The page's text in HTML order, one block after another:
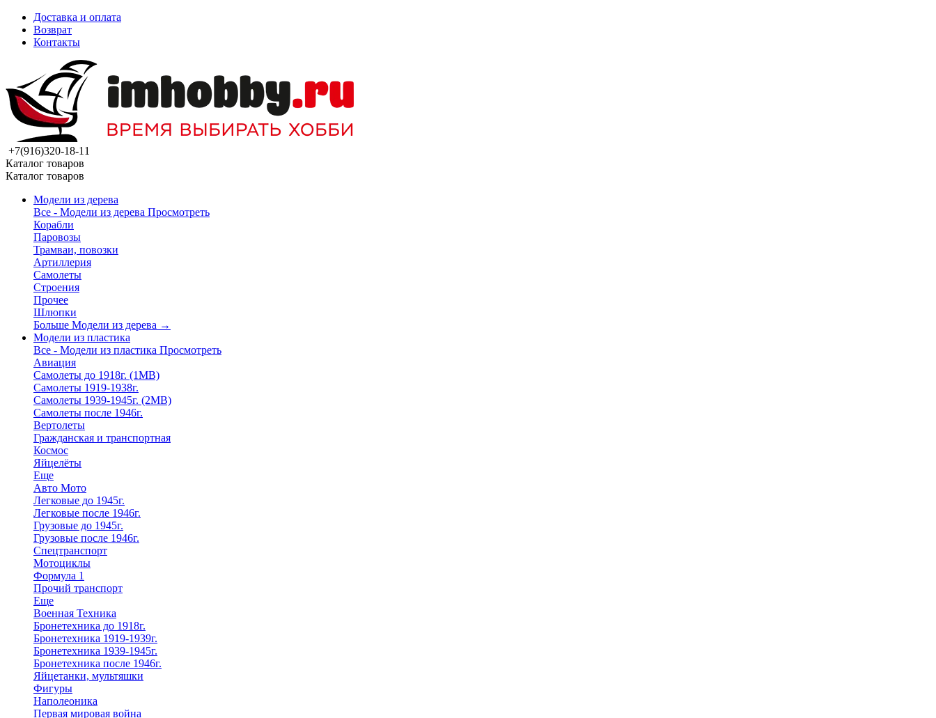
Доставка и оплата
Возврат
Контакты
+7(916)320-18-11
Каталог товаров
Каталог товаров
Модели из дерева
Все - Модели из дерева Просмотреть
Корабли
Паровозы
Трамваи, повозки
Артиллерия
Самолеты
Строения
Прочее
Шлюпки
Больше Модели из дерева →
Модели из пластика
Все - Модели из пластика Просмотреть
Авиация
Самолеты до 1918г. (1МВ)
Самолеты 1919-1938г.
Самолеты 1939-1945г. (2МВ)
Самолеты после 1946г.
Вертолеты
Гражданская и транспортная
Космос
Яйцелёты
Еще
Авто Мото
Легковые до 1945г.
Легковые после 1946г.
Грузовые до 1945г.
Грузовые после 1946г.
Спецтранспорт
Мотоциклы
Формула 1
Прочий транспорт
Еще
Военная Техника
Бронетехника до 1918г.
Бронетехника 1919-1939г.
Бронетехника 1939-1945г.
Бронетехника после 1946г.
Яйцетанки, мультяшки
Фигуры
Наполеоника
Первая мировая война